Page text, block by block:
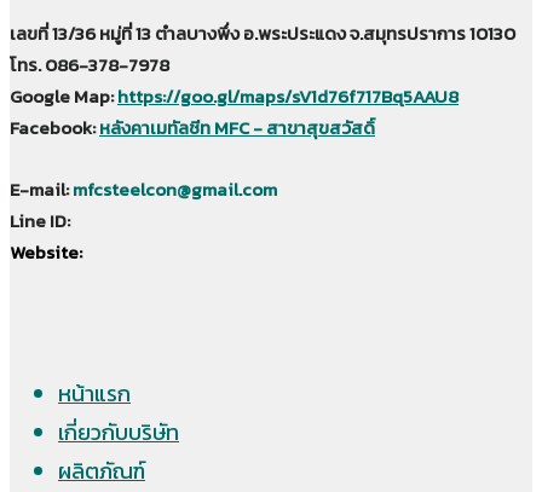
เลขที่ 13/36 หมู่ที่ 13 ตำลบางพึ่ง อ.พระประแดง จ.สมุทรปราการ 10130
โทร. 086-378-7978
Google Map:https://goo.gl/maps/sV1d76f717Bq5AAU8
Facebook:หลังคาเมทัลชีท MFC - สาขาสุขสวัสดิ์
E-mail:mfcsteelcon@gmail.com
Line ID:
Website:
หน้าแรก
เกี่ยวกับบริษัท
ผลิตภัณฑ์